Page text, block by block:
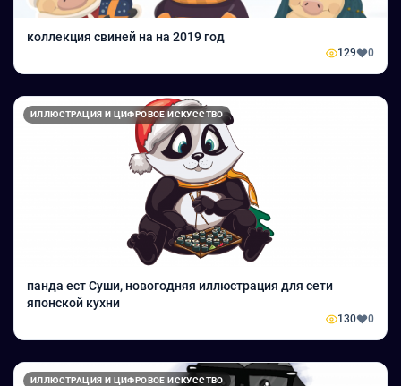
коллекция свиней на на 2019 год
129 0
ИЛЛЮСТРАЦИЯ И ЦИФРОВОЕ ИСКУССТВО
панда ест Суши, новогодняя иллюстрация для сети
японской кухни
130 0
ИЛЛЮСТРАЦИЯ И ЦИФРОВОЕ ИСКУССТВО